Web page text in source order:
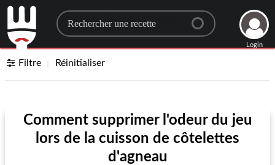
Search for a recipe
Login
Filtre Réinitialiser
Comment supprimer l'odeur du jeu
lors de la cuisson de côtelettes
d'agneau